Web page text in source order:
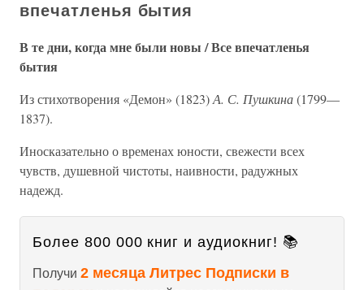
впечатленья бытия
В те дни, когда мне были новы / Все впечатленья
бытия
Из стихотворения «Демон» (1823)А. С. Пушкина(1799—
1837).
Иносказательно о временах юности, свежести всех
чувств, душевной чистоты, наивности, радужных
надежд.
Более 800 000 книг и аудиокниг! 📚
Получи 2 месяца Литрес Подписки в